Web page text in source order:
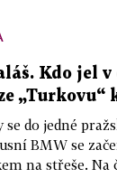
Kdo jel v
„Turkovu“
se do jedné
BMW se
na střeše. Na